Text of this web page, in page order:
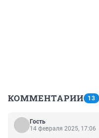
КОММЕНТАРИИ 13
Гость
14 февраля 2025, 17:06